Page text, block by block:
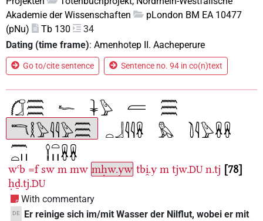
Akademie der Wissenschaften
pLondon BM EA 10477
(pNu)
Tb 130
34
Dating (time frame): Amenhotep II. Aacheperure
Go to/cite sentence Sentence no. 94 in co(n)text
wꜥb =f sw m mw mḥw.yw tbi̯.y m tjw.DU n.tj 78
ḥḏ.tj.DU
With commentary
DE
Er reinige sich im/mit Wasser der Nilflut, wobei er mit